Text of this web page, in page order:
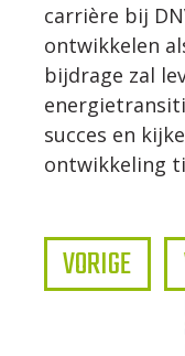
carrière bij
ontwikkelen
bijdrage zal
succes en
ontwikkeling
VORIGE